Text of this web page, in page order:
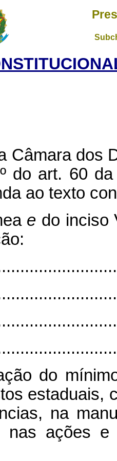
Câmara dos
do art. 60
ao texto
e do inciso
do
estaduais,
na
nas ações e